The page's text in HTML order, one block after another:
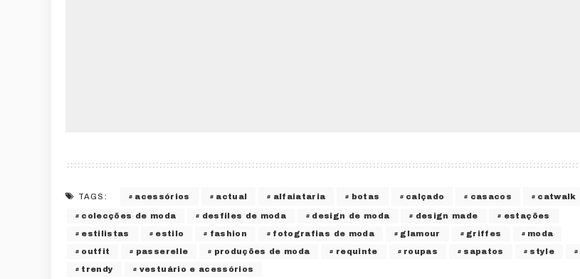
TAGS: acessórios actual alfaiataria botas calçado casacos catwalk
colecções de moda desfiles de moda design de moda design made estações
estilistas estilo fashion fotografias de moda glamour griffes moda
outfit passerelle produções de moda requinte roupas sapatos style
trendy vestuário e acessórios